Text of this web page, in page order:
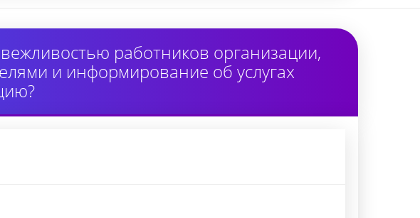
работников организации,
и информирование об услугах